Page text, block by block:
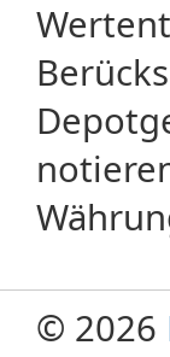
© 2026